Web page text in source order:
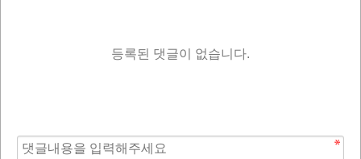
등록된 댓글이 없습니다.